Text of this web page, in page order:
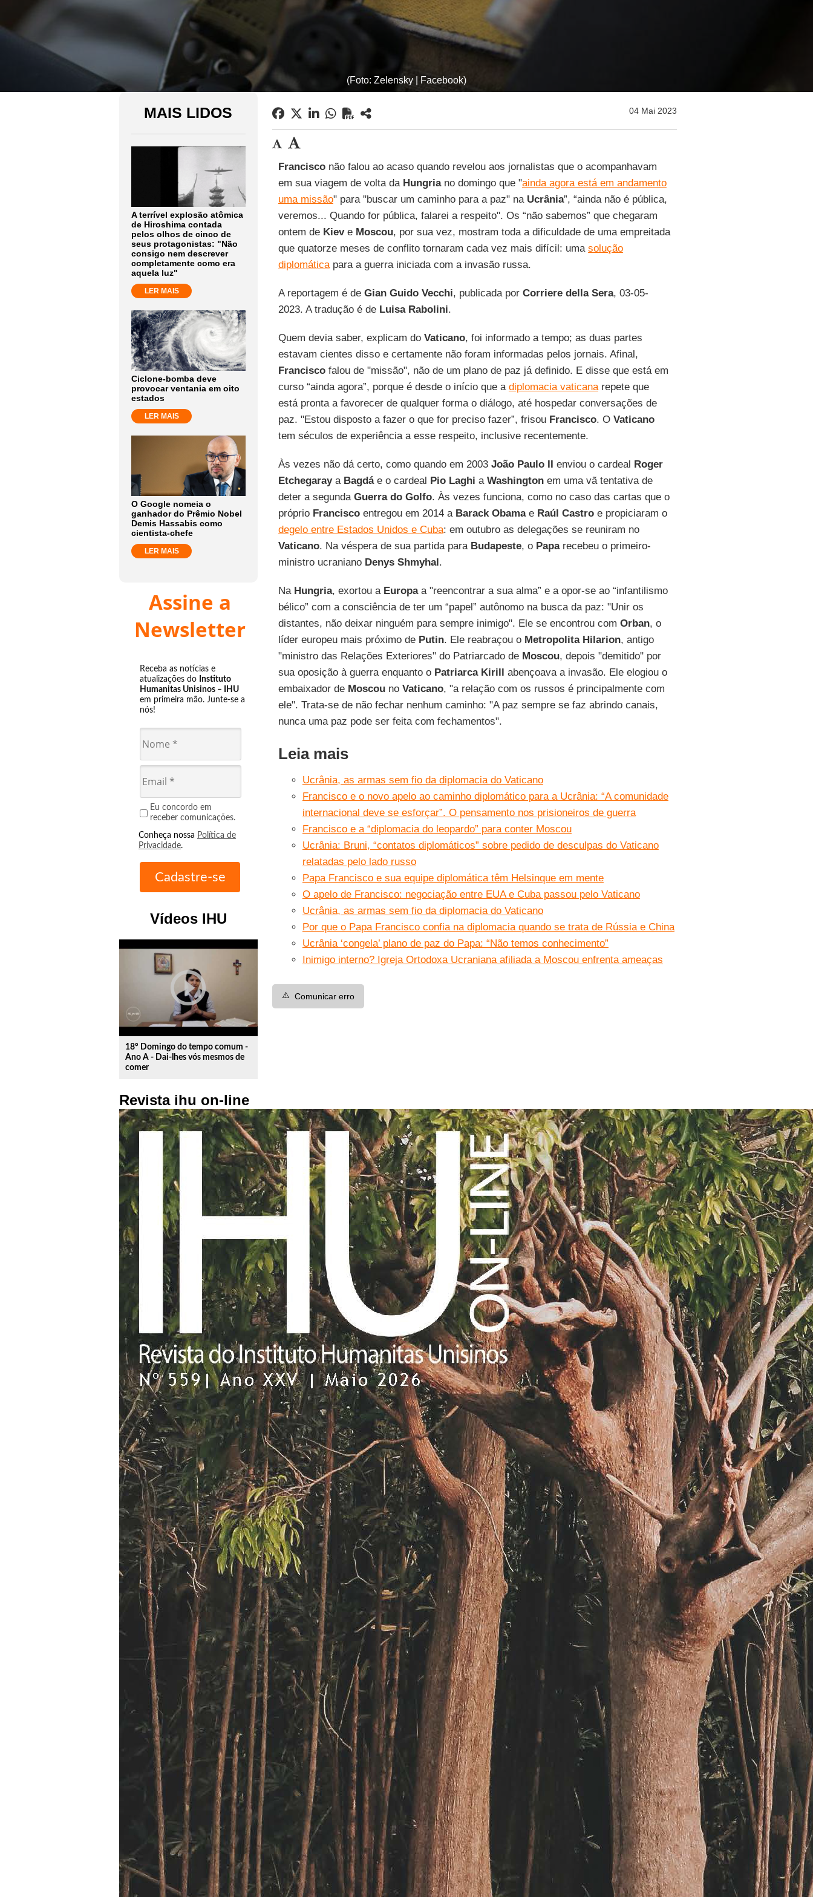
(Foto: Zelensky | Facebook)
MAIS LIDOS
A terrível explosão atômica
de Hiroshima contada
pelos olhos de cinco de
seus protagonistas: "Não
consigo nem descrever
completamente como era
aquela luz"
LER MAIS
Ciclone-bomba deve
provocar ventania em oito
estados
LER MAIS
O Google nomeia o
ganhador do Prêmio Nobel
Demis Hassabis como
cientista-chefe
LER MAIS
Assine a
Newsletter
Receba as notícias e
atualizações do Instituto
Humanitas Unisinos – IHU
em primeira mão. Junte-se a
nós!
Eu concordo em
receber comunicações.
Conheça nossa Política de
Privacidade.
Vídeos IHU
play_circle_outline
18º Domingo do tempo comum -
Ano A - Dai-lhes vós mesmos de
comer
Revista ihu on-line
04 Mai 2023
Francisconão falou ao acaso quando revelou aos jornalistas que o acompanhavam
em sua viagem de volta da Hungriano domingo que "ainda agora está em andamento
uma missão" para "buscar um caminho para a paz" na Ucrânia”, “ainda não é pública,
veremos... Quando for pública, falarei a respeito". Os “não sabemos” que chegaram
ontem de Kieve Moscou, por sua vez, mostram toda a dificuldade de uma empreitada
que quatorze meses de conflito tornaram cada vez mais difícil: uma solução
diplomáticapara a guerra iniciada com a invasão russa.
A reportagem é de Gian Guido Vecchi, publicada por Corriere della Sera, 03-05-
2023. A tradução é de Luisa Rabolini.
Quem devia saber, explicam do Vaticano, foi informado a tempo; as duas partes
estavam cientes disso e certamente não foram informadas pelos jornais. Afinal,
Franciscofalou de "missão", não de um plano de paz já definido. E disse que está em
curso “ainda agora”, porque é desde o início que a diplomacia vaticanarepete que
está pronta a favorecer de qualquer forma o diálogo, até hospedar conversações de
paz. "Estou disposto a fazer o que for preciso fazer”, frisou Francisco. O Vaticano
tem séculos de experiência a esse respeito, inclusive recentemente.
Às vezes não dá certo, como quando em 2003 João Paulo II enviou o cardeal Roger
Etchegaraya Bagdáe o cardeal Pio Laghi a Washingtonem uma vã tentativa de
deter a segunda Guerra do Golfo. Às vezes funciona, como no caso das cartas que o
próprio Franciscoentregou em 2014 a Barack ObamaeRaúl Castroe propiciaram o
degelo entre Estados Unidos e Cuba: em outubro as delegações se reuniram no
Vaticano. Na véspera de sua partida para Budapeste, o Paparecebeu o primeiro-
ministro ucraniano Denys Shmyhal.
Na Hungria, exortou a Europaa "reencontrar a sua alma” e a opor-se ao “infantilismo
bélico” com a consciência de ter um “papel” autônomo na busca da paz: "Unir os
distantes, não deixar ninguém para sempre inimigo". Ele se encontrou com Orban, o
líder europeu mais próximo de Putin. Ele reabraçou o Metropolita Hilarion, antigo
"ministro das Relações Exteriores" do Patriarcado de Moscou, depois "demitido" por
sua oposição à guerra enquanto o Patriarca Kirill abençoava a invasão. Ele elogiou o
embaixador de Moscouno Vaticano, "a relação com os russos é principalmente com
ele". Trata-se de não fechar nenhum caminho: "A paz sempre se faz abrindo canais,
nunca uma paz pode ser feita com fechamentos".
Leia mais
Ucrânia, as armas sem fio da diplomacia do Vaticano
Francisco e o novo apelo ao caminho diplomático para a Ucrânia: “A comunidade
internacional deve se esforçar”. O pensamento nos prisioneiros de guerra
Francisco e a “diplomacia do leopardo” para conter Moscou
Ucrânia: Bruni, “contatos diplomáticos” sobre pedido de desculpas do Vaticano
relatadas pelo lado russo
Papa Francisco e sua equipe diplomática têm Helsinque em mente
O apelo de Francisco: negociação entre EUA e Cuba passou pelo Vaticano
Ucrânia, as armas sem fio da diplomacia do Vaticano
Por que o Papa Francisco confia na diplomacia quando se trata de Rússia e China
Ucrânia ‘congela’ plano de paz do Papa: “Não temos conhecimento”
Inimigo interno? Igreja Ortodoxa Ucraniana afiliada a Moscou enfrenta ameaças
⚠️ Comunicar erro